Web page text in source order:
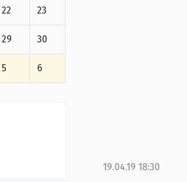
22 23
29 30
5 6
19.04.19 18:30